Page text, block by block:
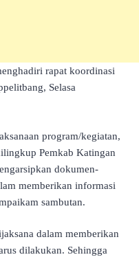
rapat koordinasi
Selasa
program/kegiatan,
Pemkab Katingan
dokumen-
memberikan informasi
sambutan.
dalam memberikan
dilakukan. Sehingga